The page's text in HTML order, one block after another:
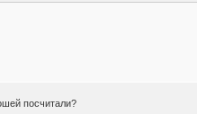
посчитали?